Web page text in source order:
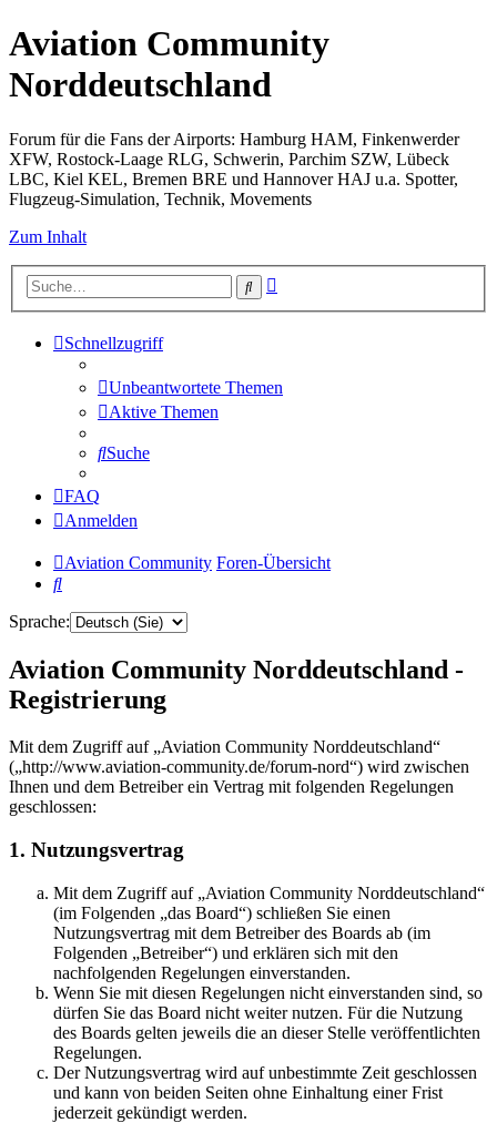
Aviation Community
Norddeutschland
Forum für die Fans der Airports: Hamburg HAM, Finkenwerder
XFW, Rostock-Laage RLG, Schwerin, Parchim SZW, Lübeck
LBC, Kiel KEL, Bremen BRE und Hannover HAJ u.a. Spotter,
Flugzeug-Simulation, Technik, Movements
Zum Inhalt
Suche
Schnellzugriff
Unbeantwortete Themen
Aktive Themen
Suche
FAQ
Anmelden
Aviation Community Foren-Übersicht
Suche
Sprache:
Aviation Community Norddeutschland -
Registrierung
Mit dem Zugriff auf „Aviation Community Norddeutschland“
(„http://www.aviation-community.de/forum-nord“) wird zwischen
Ihnen und dem Betreiber ein Vertrag mit folgenden Regelungen
geschlossen:
1. Nutzungsvertrag
Mit dem Zugriff auf „Aviation Community Norddeutschland“
(im Folgenden „das Board“) schließen Sie einen
Nutzungsvertrag mit dem Betreiber des Boards ab (im
Folgenden „Betreiber“) und erklären sich mit den
nachfolgenden Regelungen einverstanden.
Wenn Sie mit diesen Regelungen nicht einverstanden sind, so
dürfen Sie das Board nicht weiter nutzen. Für die Nutzung
des Boards gelten jeweils die an dieser Stelle veröffentlichten
Regelungen.
Der Nutzungsvertrag wird auf unbestimmte Zeit geschlossen
und kann von beiden Seiten ohne Einhaltung einer Frist
jederzeit gekündigt werden.